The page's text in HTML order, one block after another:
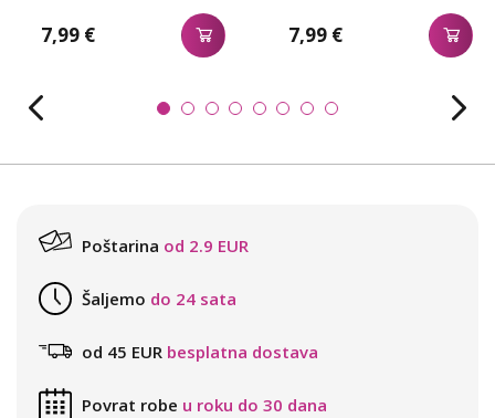
7,99 € 7,99 €
Poštarina od 2.9 EUR
Šaljemo do 24 sata
od 45 EUR besplatna dostava
Povrat robe u roku do 30 dana